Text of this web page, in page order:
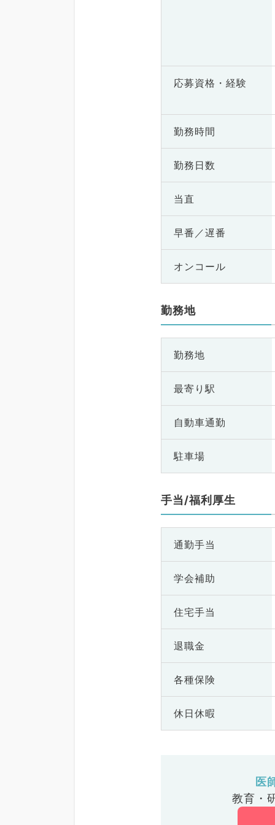
応募資格・ 経験
勤務時間
勤務日数
当直
早番／遅番
オンコール
勤務地
勤務地
最寄り駅
自動車通勤
駐車場
手当/福利厚生
通勤手当
学会補助
住宅手当
退職金
各種保険
休日休暇
医
教育・